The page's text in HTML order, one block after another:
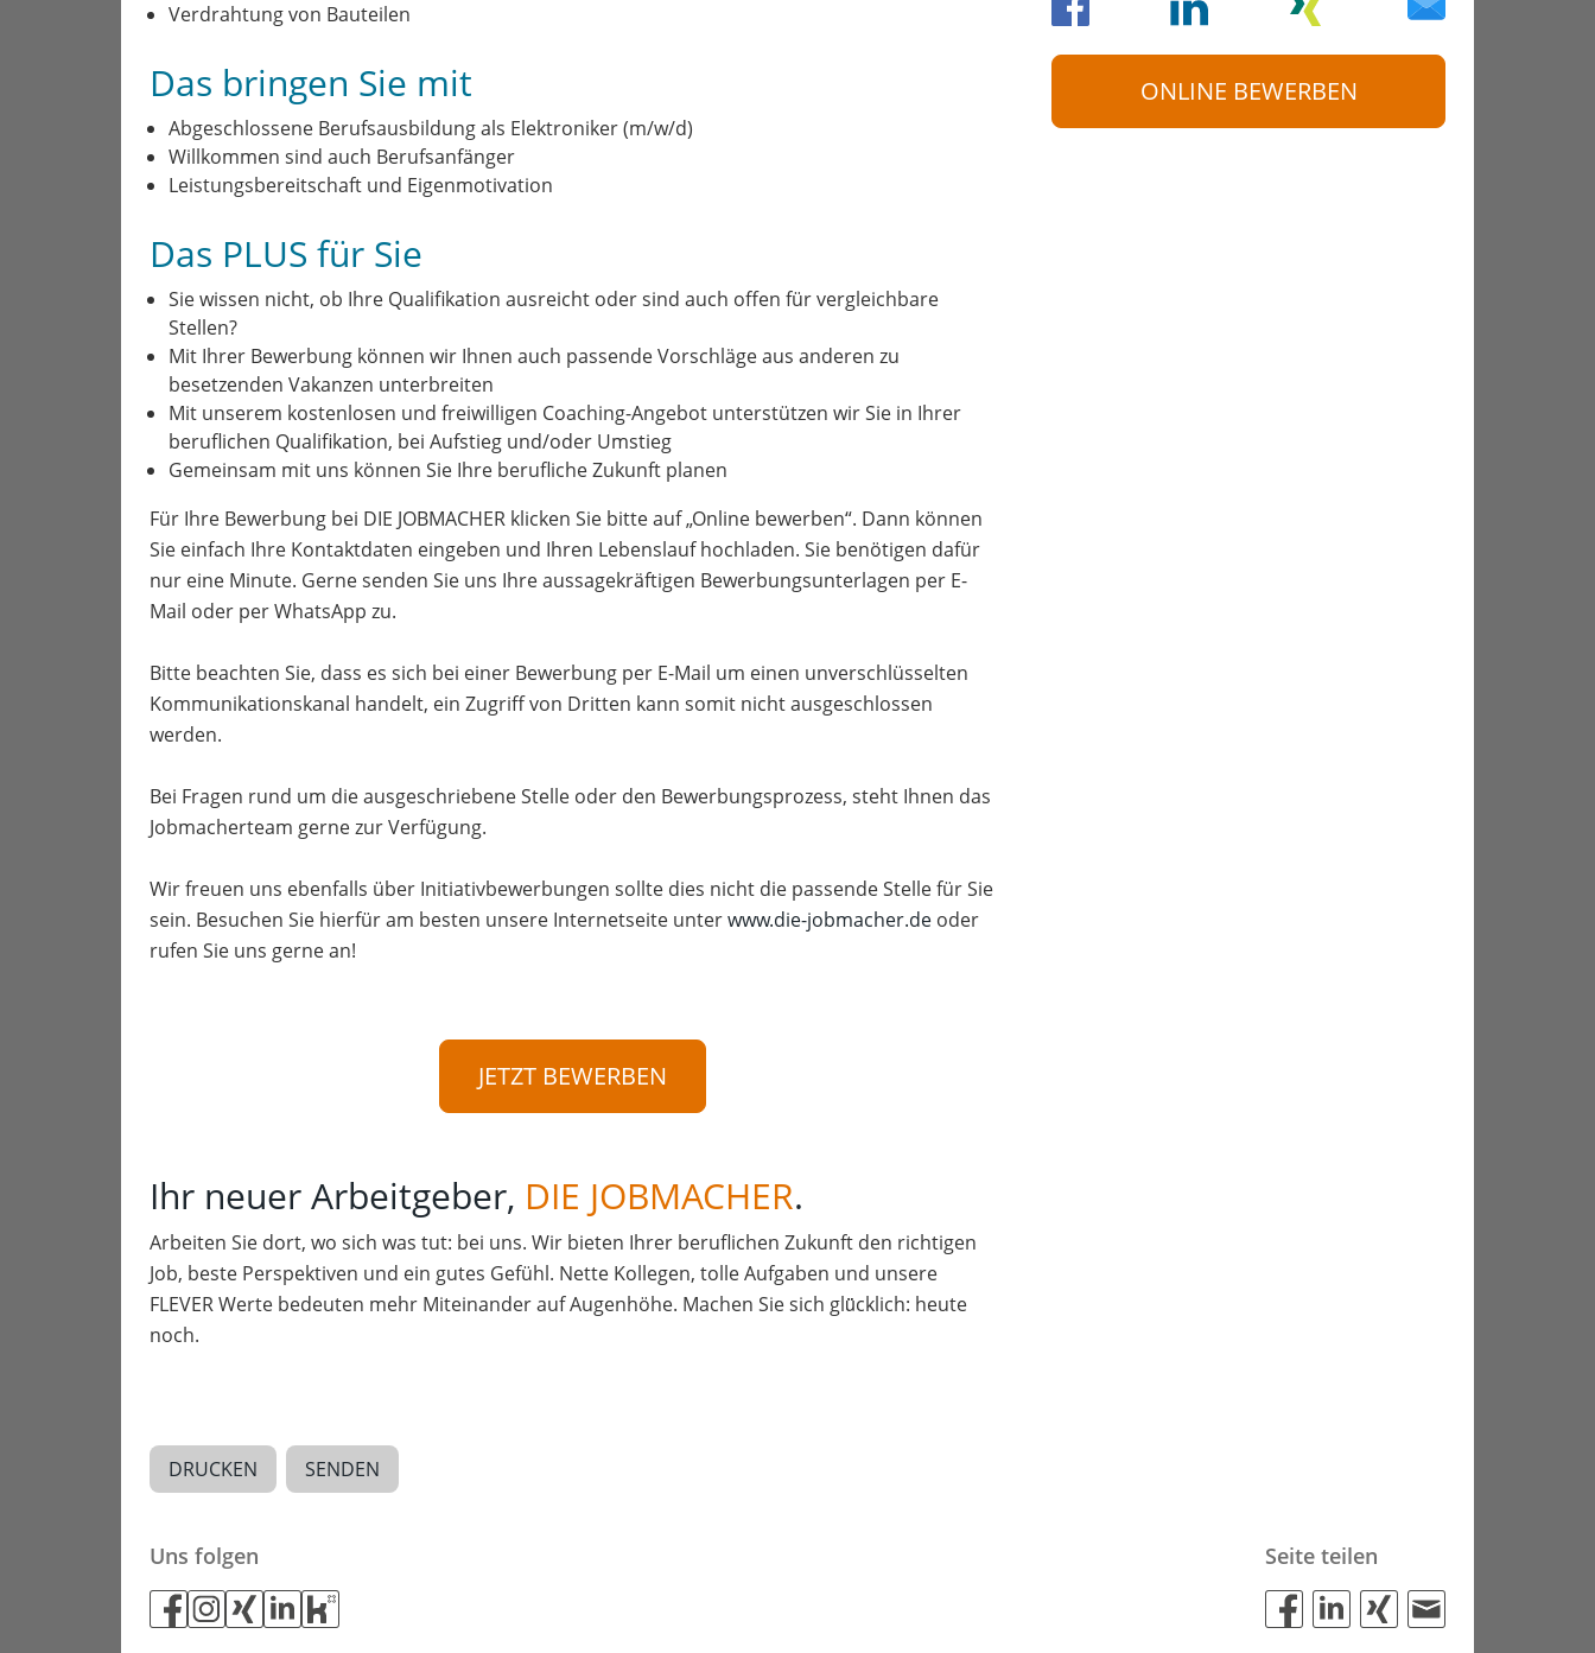
Verdrahtung von Bauteilen
Das bringen Sie mit
Abgeschlossene Berufsausbildung als Elektroniker (m/w/d)
Willkommen sind auch Berufsanfänger
Leistungsbereitschaft und Eigenmotivation
Das PLUS für Sie
Sie wissen nicht, ob Ihre Qualifikation ausreicht oder sind auch offen für vergleichbare
Stellen?
Mit Ihrer Bewerbung können wir Ihnen auch passende Vorschläge aus anderen zu
besetzenden Vakanzen unterbreiten
Mit unserem kostenlosen und freiwilligen Coaching-Angebot unterstützen wir Sie in Ihrer
beruflichen Qualifikation, bei Aufstieg und/oder Umstieg
Gemeinsam mit uns können Sie Ihre berufliche Zukunft planen
Für Ihre Bewerbung bei DIE JOBMACHER klicken Sie bitte auf „Online bewerben“. Dann können
Sie einfach Ihre Kontaktdaten eingeben und Ihren Lebenslauf hochladen. Sie benötigen dafür
nur eine Minute. Gerne senden Sie uns Ihre aussagekräftigen Bewerbungsunterlagen per E-
Mail oder per WhatsApp zu.
Bitte beachten Sie, dass es sich bei einer Bewerbung per E-Mail um einen unverschlüsselten
Kommunikationskanal handelt, ein Zugriff von Dritten kann somit nicht ausgeschlossen
werden.
Bei Fragen rund um die ausgeschriebene Stelle oder den Bewerbungsprozess, steht Ihnen das
Jobmacherteam gerne zur Verfügung.
Wir freuen uns ebenfalls über Initiativbewerbungen sollte dies nicht die passende Stelle für Sie
sein. Besuchen Sie hierfür am besten unsere Internetseite unterwww.die-jobmacher.de oder
rufen Sie uns gerne an!
JETZT BEWERBEN
Ihr neuer Arbeitgeber, DIE JOBMACHER.
Arbeiten Sie dort, wo sich was tut: bei uns. Wir bieten Ihrer beruflichen Zukunft den richtigen
Job, beste Perspektiven und ein gutes Gefühl. Nette Kollegen, tolle Aufgaben und unsere
FLEVER Werte bedeuten mehr Miteinander auf Augenhöhe. Machen Sie sich glü̈cklich: heute
noch.
ONLINE BEWERBEN
DRUCKEN SENDEN
Uns folgen Seite teilen